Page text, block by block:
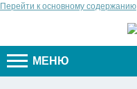
Перейти к основному содержанию
МЕНЮ